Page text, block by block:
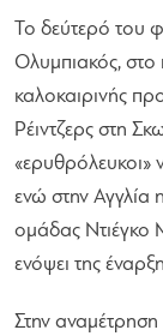
Το δεύτερό του
Ολυμπιακός, στο
καλοκαιρινής
Ρέιντζερς στη
«ερυθρόλευκοι»
ενώ στην Αγγλία
ομάδας Ντιέγκο
ενόψει της
Στην αναμέτρηση